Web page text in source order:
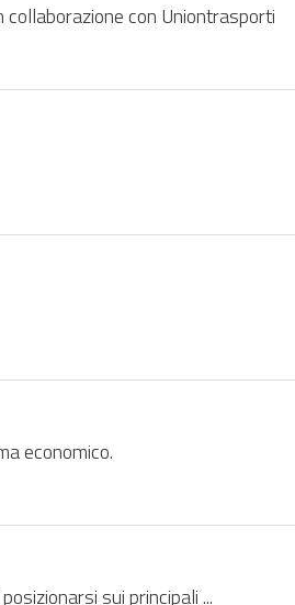
con Uniontrasporti
economico.
sui principali ...